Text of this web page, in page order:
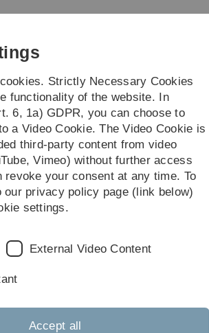
Skip
Skip
Skip
Skip
SS 2015 Ausgewählte Kapitel der Kombinatorik
Strictly Necessary Cookies
functionality of the website. In
6, 1a) GDPR, you can choose to
a Video Cookie. The Video Cookie is
third-party content from video
Vimeo) without further access
revoke your consent at any time. To
privacy policy page (link below)
settings.
External Video Content
Accept all